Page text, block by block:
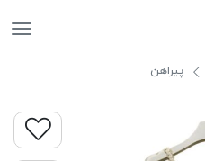
پیراهن